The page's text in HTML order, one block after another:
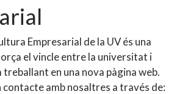
Empresarial de la UV és una
el vincle entre la universitat i
treballant en una nova pàgina web.
amb nosaltres a través de: